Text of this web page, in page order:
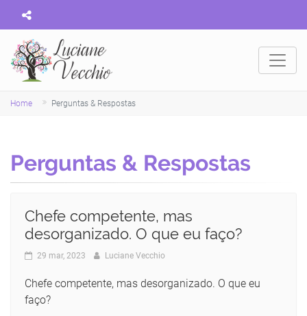
Home Perguntas & Respostas
Perguntas & Respostas
Chefe competente, mas
desorganizado. O que eu faço?
29 mar, 2023 Luciane Vecchio
Chefe competente, mas desorganizado. O que eu
faço?